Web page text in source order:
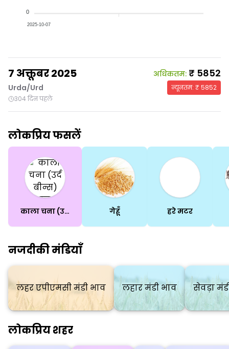
0
2025-10-07
7 अक्तूबर 2025
Urda/Urd
304 दिन पहले
अधिकतम: ₹ 5852
न्यूनतम: ₹5852
लोकप्रिय फसलें
काला चना (उर्द बीन्स)(साबुत) गेहूँ हरे मटर
नजदीकी मंडियाँ
लहर एपीएमसी मंडी भाव लहार मंडी भाव सेवड़ा
लोकप्रिय शहर